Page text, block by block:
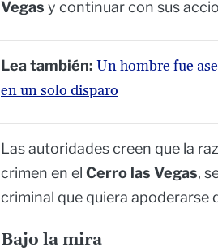
Vegas y continuar con sus
Lea también: Un hombre fue
en un solo disparo
Las autoridades creen que la
crimen en el Cerro las Vegas,
criminal que quiera apoderarse
Bajo la mira